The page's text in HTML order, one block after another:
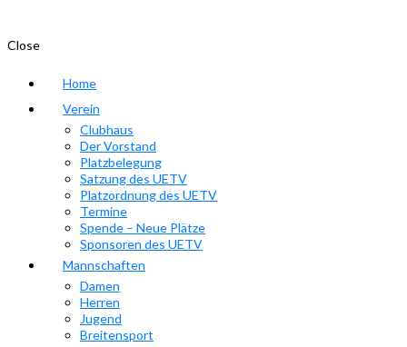
Close
Home
Verein
Clubhaus
Der Vorstand
Platzbelegung
Satzung des UETV
Platzordnung des UETV
Termine
Spende – Neue Plätze
Sponsoren des UETV
Mannschaften
Damen
Herren
Jugend
Breitensport